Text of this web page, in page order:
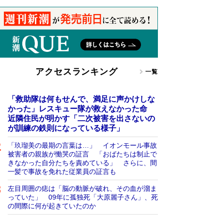
アクセスランキング 一覧
「救助隊は何もせんで、満足に声かけしな
かった」レスキュー隊が救えなかった命
近隣住民が明かす「二次被害を出さないの
が訓練の鉄則になっている様子」
「玖瑠美の最期の言葉は…」 イオンモール事故
被害者の親族が慟哭の証言 「おばたちは制止で
きなかった自分たちを責めている」 さらに、間
一髪で事故を免れた従業員の証言も
左目周囲の痣は「脳の動脈が破れ、その血が溜ま
っていた」 09年に孤独死「大原麗子さん」、死
の間際に何が起きていたのか